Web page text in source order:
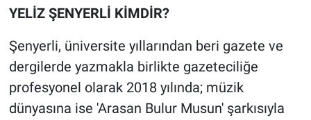
YELİZ ŞENYERLİ KİMDİR?
Şenyerli, üniversite yıllarından beri gazete ve
dergilerde yazmakla birlikte gazeteciliğe
profesyonel olarak 2018 yılında; müzik
dünyasına ise 'Arasan Bulur Musun' şarkısıyla